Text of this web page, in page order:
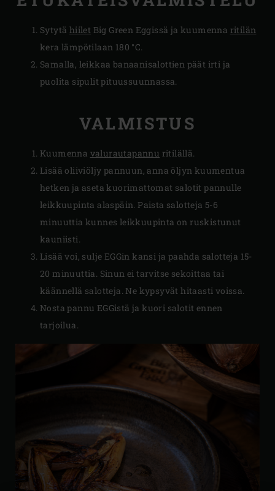
Sytytä hiilet Big Green Eggissä ja kuumenna ritilän
kera lämpötilaan 180 °C.
Samalla, leikkaa banaanisalottien päät irti ja
puolita sipulit pituussuunnassa.
VALMISTUS
Kuumenna valurautapannu ritilällä.
Lisää oliiviöljy pannuun, anna öljyn kuumentua
hetken ja aseta kuorimattomat salotit pannulle
leikkuupinta alaspäin. Paista salotteja 5-6
minuuttia kunnes leikkuupinta on ruskistunut
kauniisti.
Lisää voi, sulje EGGin kansi ja paahda salotteja 15-
20 minuuttia. Sinun ei tarvitse sekoittaa tai
käännellä salotteja. Ne kypsyvät hitaasti voissa.
Nosta pannu EGGistä ja kuori salotit ennen
tarjoilua.